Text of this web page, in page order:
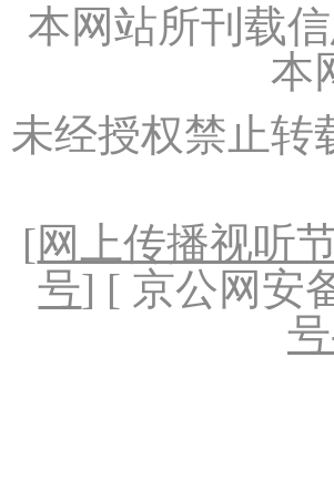
本网站所刊载
本
未经授权禁止转
[网上传播视听
号] [ 京公网安